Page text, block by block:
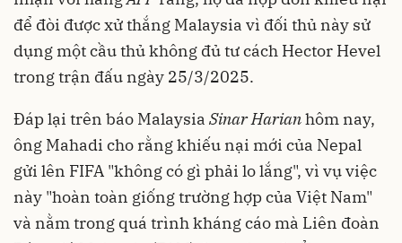
để đòi được xử thắng Malaysia vì đối thủ này sử
dụng một cầu thủ không đủ tư cách Hector Hevel
trong trận đấu ngày 25/3/2025.
Đáp lại trên báo Malaysia Sinar Harianhôm nay,
ông Mahadi cho rằng khiếu nại mới của Nepal
gửi lên FIFA "không có gì phải lo lắng", vì vụ việc
này "hoàn toàn giống trường hợp của Việt Nam"
và nằm trong quá trình kháng cáo mà Liên đoàn